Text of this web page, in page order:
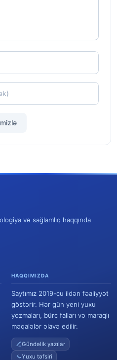
və sağlamlıq haqqında
HAQQIMIZDA
Saytımız 2019-cu ildən fəaliyyət
göstərir. Hər gün yeni yuxu
yozmaları, bürc falları və maraqlı
məqalələr əlavə edilir.
Gündəlik yazılar
Yuxu təfsiri